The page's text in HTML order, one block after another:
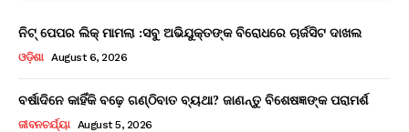
ନିଟ୍ ପେପର ଲିକ୍ ମାମଲା :ସବୁ ଅଭିଯୁକ୍ତଙ୍କ ବିରୋଧରେ ଚାର୍ଜସିଟ ଦାଖଲ
ଓଡ଼ିଶା August 6, 2026
ବର୍ଷାଦିନେ କାହିଁକି ବଢ଼େ ଗଣ୍ଠିବାତ ବ୍ୟଥା? ଜାଣନ୍ତୁ ବିଶେଷଜ୍ଞଙ୍କ ପରାମର୍ଶ
ଜୀବନଚର୍ଯ୍ୟା August 5, 2026